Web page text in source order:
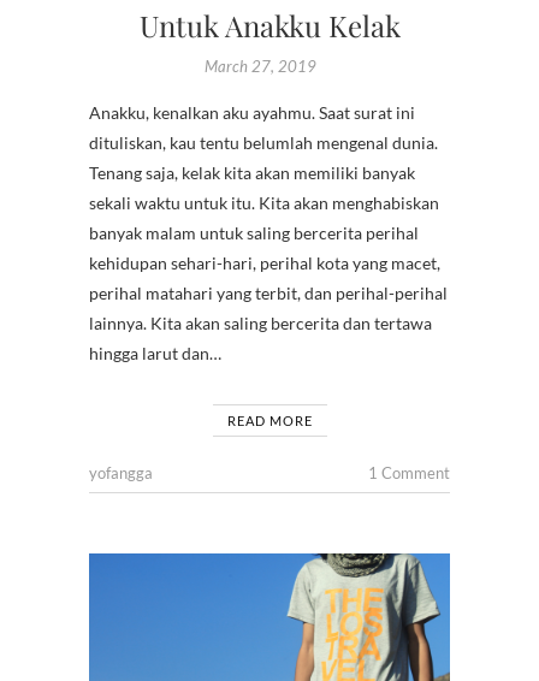
Untuk Anakku Kelak
March 27, 2019
Anakku, kenalkan aku ayahmu. Saat surat ini
dituliskan, kau tentu belumlah mengenal dunia.
Tenang saja, kelak kita akan memiliki banyak
sekali waktu untuk itu. Kita akan menghabiskan
banyak malam untuk saling bercerita perihal
kehidupan sehari-hari, perihal kota yang macet,
perihal matahari yang terbit, dan perihal-perihal
lainnya. Kita akan saling bercerita dan tertawa
hingga larut dan…
READ MORE
yofangga 1 Comment